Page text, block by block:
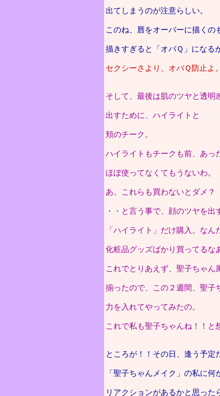
出てしまうのが注意らしい。
このね、唇をオーバーに描くの
描きすぎると「オバＱ」になる
セクシーさより、オバＱ防止よ
そして、最後は肌のツヤと透明
出すために、ハイライトと
頬のチーク。
ハイライトもチークも前、あっ
ほぼ使ってなくてもうないわ。
あ、これらも買わないとダメ？
・・と言う事で、顔のツヤを出
「ハイライト」だけ購入。なん
化粧品グッズばかり買ってるな
これでとりあえず、聖子ちゃん
揃ったので、この２週間、聖子
力を入れてやってみたの。
これで私も聖子ちゃんね！！と
ところが！！その日、逢う予定
「聖子ちゃんメイク」の私に何
リアクションがあるかと思った